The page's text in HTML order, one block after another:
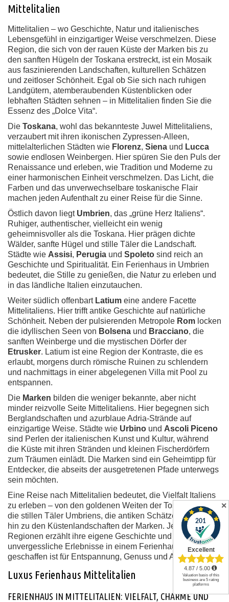
Mittelitalien
Mittelitalien – wo Geschichte, Natur und italienisches
Lebensgefühl in einzigartiger Weise verschmelzen. Diese
Region, die sich von der rauen Küste der Marken bis zu
den sanften Hügeln der Toskana erstreckt, ist ein Mosaik
aus faszinierenden Landschaften, kulturellen Schätzen
und zeitloser Schönheit. Egal ob Sie sich nach ruhigen
Landgütern, atemberaubenden Küstenblicken oder
lebhaften Städten sehnen – in Mittelitalien finden Sie die
Essenz des „Dolce Vita“.
Die Toskana, wohl das bekannteste Juwel Mittelitaliens,
verzaubert mit ihren ikonischen Zypressen-Alleen,
mittelalterlichen Städten wie Florenz, Siena und Lucca
sowie endlosen Weinbergen. Hier spüren Sie den Puls der
Renaissance und erleben, wie Tradition und Moderne zu
einer harmonischen Einheit verschmelzen. Das Licht, die
Farben und das unverwechselbare toskanische Flair
machen jeden Aufenthalt zu einer Reise für die Sinne.
Östlich davon liegt Umbrien, das „grüne Herz Italiens“.
Ruhiger, authentischer, vielleicht ein wenig
geheimnisvoller als die Toskana. Hier prägen dichte
Wälder, sanfte Hügel und stille Täler die Landschaft.
Städte wie Assisi, Perugia und Spoleto sind reich an
Geschichte und Spiritualität. Ein Ferienhaus in Umbrien
bedeutet, die Stille zu genießen, die Natur zu erleben und
in das ländliche Italien einzutauchen.
Weiter südlich offenbart Latium eine andere Facette
Mittelitaliens. Hier trifft antike Geschichte auf natürliche
Schönheit. Neben der pulsierenden Metropole Rom locken
die idyllischen Seen von Bolsena und Bracciano, die
sanften Weinberge und die mystischen Dörfer der
Etrusker. Latium ist eine Region der Kontraste, die es
erlaubt, morgens durch römische Ruinen zu schlendern
und nachmittags in einer abgelegenen Villa mit Pool zu
entspannen.
Die Marken bilden die weniger bekannte, aber nicht
minder reizvolle Seite Mittelitaliens. Hier begegnen sich
Berglandschaften und azurblaue Adria-Strände auf
einzigartige Weise. Städte wie Urbino und Ascoli Piceno
sind Perlen der italienischen Kunst und Kultur, während
die Küste mit ihren Stränden und kleinen Fischerdörfern
zum Träumen einlädt. Die Marken sind ein Geheimtipp für
Entdecker, die abseits der ausgetretenen Pfade unterwegs
sein möchten.
Eine Reise nach Mittelitalien bedeutet, die Vielfalt Italiens
zu erleben – von den goldenen Weiten der Toskana über
die stillen Täler Umbriens, die antiken Schätze Latiums bis
hin zu den Küstenlandschaften der Marken. Jede dieser
Regionen erzählt ihre eigene Geschichte und verspricht
unvergessliche Erlebnisse in einem Ferienhaus, das wie
geschaffen ist für Entspannung, Genuss und Abenteuer.
Luxus Ferienhaus Mittelitalien
FERIENHAUS IN MITTELITALIEN: VIELFALT, CHARME UND
✕